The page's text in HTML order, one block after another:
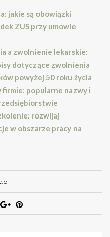
jakie są obowiązki
ZUS przy umowie
a zwolnienie lekarskie:
dotyczące zwolnienia
powyżej 50 roku życia
popularne nazwy i
rozwijaj
w obszarze pracy na